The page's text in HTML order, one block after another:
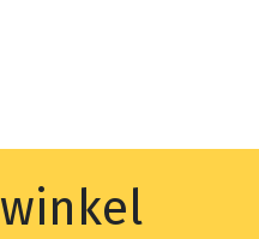
winkel